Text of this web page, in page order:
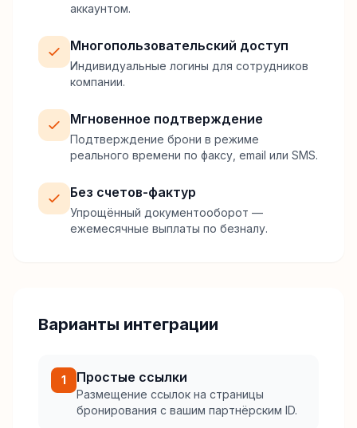
аккаунтом.
Многопользовательский доступ
Индивидуальные логины для сотрудников
компании.
Мгновенное подтверждение
Подтверждение брони в режиме
реального времени по факсу, email или SMS.
Без счетов-фактур
Упрощённый документооборот —
ежемесячные выплаты по безналу.
Варианты интеграции
1 Простые ссылки
Размещение ссылок на страницы
бронирования с вашим партнёрским ID.